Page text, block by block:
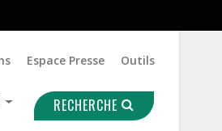
Espace Presse Outils
RECHERCHE